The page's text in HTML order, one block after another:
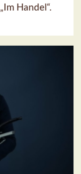
Handel“.